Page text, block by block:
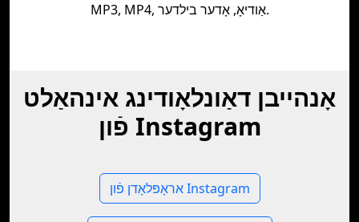
MP3, MP4, אַודיאָ, אָדער בילדער.
אָנהייבן דאַונלאָודינג אינהאַלט
פֿון Instagram
אראָפּלאָדן פֿון Instagram